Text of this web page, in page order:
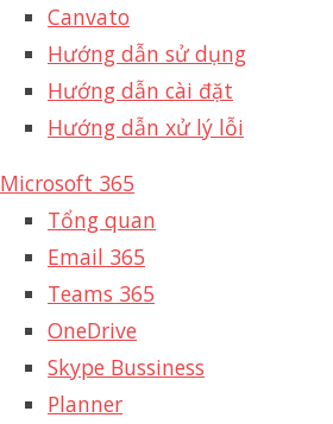
Canvato
Hướng dẫn sử dụng
Hướng dẫn cài đặt
Hướng dẫn xử lý lỗi
Microsoft 365
Tổng quan
Email 365
Teams 365
OneDrive
Skype Bussiness
Planner